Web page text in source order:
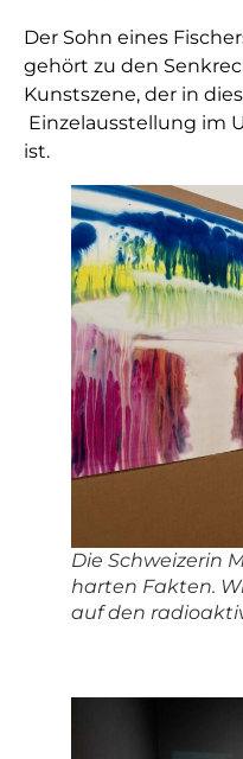
Der Sohn eines
gehört zu den
Kunstszene, der in
Einzelausstellung im
ist.
Die Schweizerin
harten Fakten.
auf den